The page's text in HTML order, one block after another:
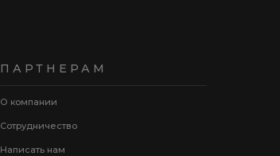
ПАРТНЕРАМ
О компании
Сотрудничество
Написать нам